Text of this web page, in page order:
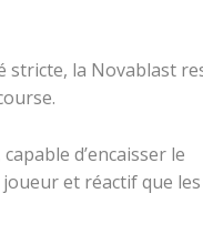
stricte, la Novablast
d’encaisser le
et réactif que les